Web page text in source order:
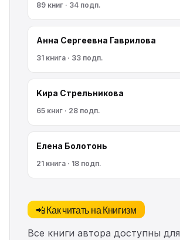
89 книг · 34 подп.
Анна Сергеевна Гаврилова
31 книга · 33 подп.
Kирa Cтрeльникoва
65 книг · 28 подп.
Елена Болотонь
21 книга · 18 подп.
📲 Как читать на Книгизм
Все книги автора доступны для